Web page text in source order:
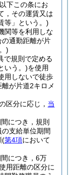
下この条にお
，その運賃又は
等」という。)
関等を利用しな
通勤距離が片
)
で規則で定める
いう。)を使用
用しないで徒歩
が片道2キロメ
区分に応じ， 当
につき，規則
支給単位期間
(第4項において
につき，6万
用距離の区分に